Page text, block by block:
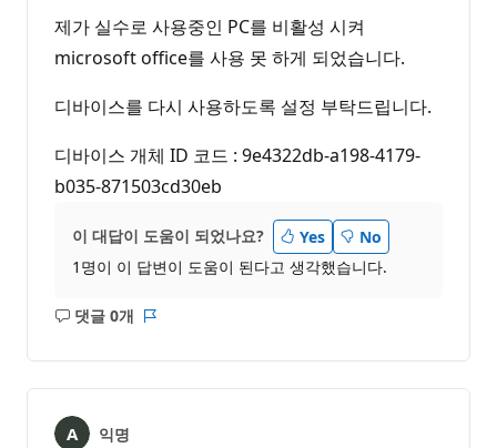
제가 실수로 사용중인 PC를 비활성 시켜
microsoft office를 사용 못 하게 되었습니다.
디바이스를 다시 사용하도록 설정 부탁드립니다.
디바이스 개체 ID 코드 : 9e4322db-a198-4179-
b035-871503cd30eb
이 대답이 도움이 되었나요? Yes
No
1명이 이 답변이 도움이 된다고 생각했습니다.
댓글 0개
설
음
익명